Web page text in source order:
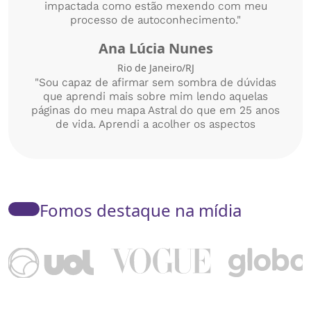
impactada como estão mexendo com meu
processo de autoconhecimento."
Ana Lúcia Nunes
Rio de Janeiro/RJ
"Sou capaz de afirmar sem sombra de dúvidas
que aprendi mais sobre mim lendo aquelas
páginas do meu mapa Astral do que em 25 anos
de vida. Aprendi a acolher os aspectos
relacionamento."
Rio de Janeiro/RJ
Fomos destaque na mídia